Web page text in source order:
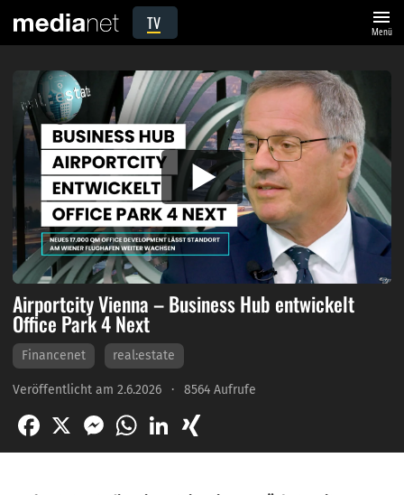
TV menu
Menü
Airportcity Vienna – Business Hub entwickelt
Office Park 4 Next
Facebook MessengerWhatsAppLinkedIn
Financenet real:estate
Veröffentlicht am 2.6.2026 8564 Aufrufe